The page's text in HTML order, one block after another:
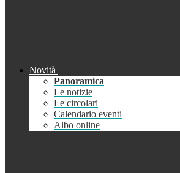
Novità
Panoramica
Le notizie
Le circolari
Calendario eventi
Albo online